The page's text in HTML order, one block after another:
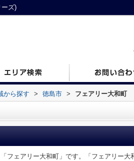
ーズ)
から探す > 徳島市 > フェアリー大和町
フェアリー大和町」です。「フェアリー